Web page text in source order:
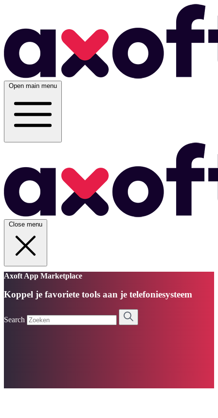
Open main menu
Close menu
Axoft App Marketplace
Koppel je favoriete tools aan je telefoniesysteem
Search